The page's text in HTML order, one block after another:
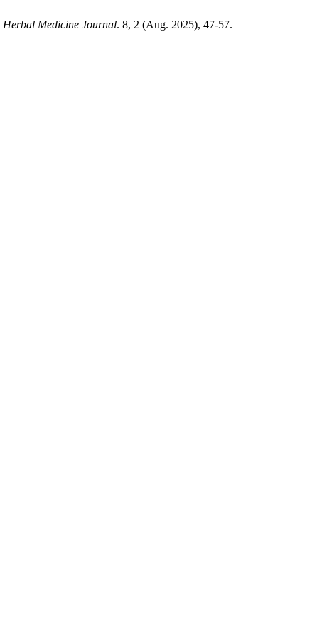
Herbal Medicine Journal. 8, 2 (Aug. 2025), 47-57.